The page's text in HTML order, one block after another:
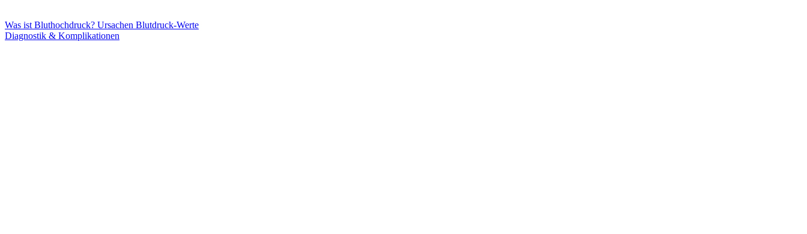
Was ist Bluthochdruck? Ursachen Blutdruck-Werte
Diagnostik & Komplikationen